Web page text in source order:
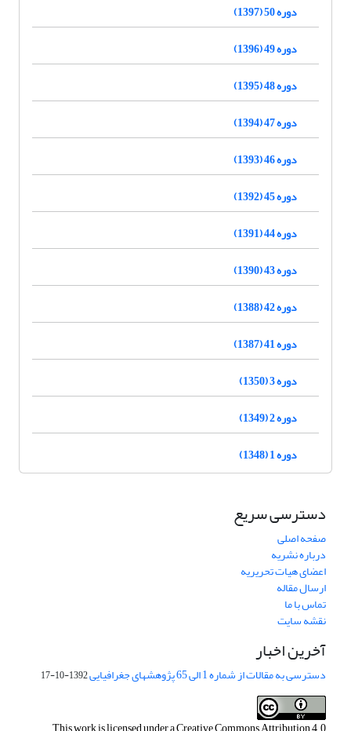
دوره 50 (1397)
دوره 49 (1396)
دوره 48 (1395)
دوره 47 (1394)
دوره 46 (1393)
دوره 45 (1392)
دوره 44 (1391)
دوره 43 (1390)
دوره 42 (1388)
دوره 41 (1387)
دوره 3 (1350)
دوره 2 (1349)
دوره 1 (1348)
دسترسی سریع
صفحه اصلی
درباره نشریه
اعضای هیات تحریریه
ارسال مقاله
تماس با ما
نقشه سایت
آخرین اخبار
دسترسی به مقالات از شماره 1 الی 65 پژوهشهای جغرافیایی 1392-10-17